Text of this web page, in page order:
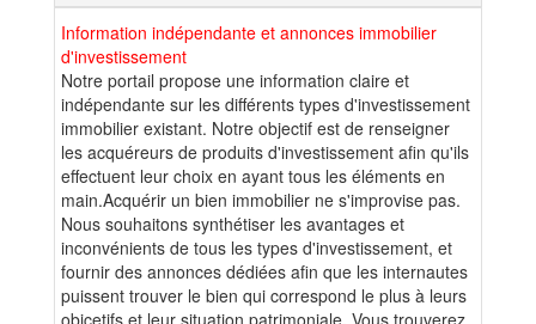
Information indépendante et annonces immobilier
d'investissement
Notre portail propose une information claire et
indépendante sur les différents types d'investissement
immobilier existant. Notre objectif est de renseigner
les acquéreurs de produits d'investissement afin qu'ils
effectuent leur choix en ayant tous les éléments en
main.Acquérir un bien immobilier ne s'improvise pas.
Nous souhaitons synthétiser les avantages et
inconvénients de tous les types d'investissement, et
fournir des annonces dédiées afin que les internautes
puissent trouver le bien qui correspond le plus à leurs
objcetifs et leur situation patrimoniale. Vous trouverez